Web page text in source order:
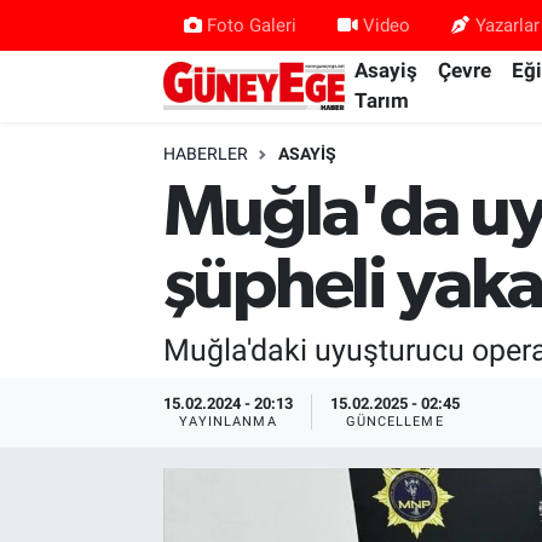
Foto Galeri Video Yazarlar
Asayiş Çevre
Tarım
HABERLER ASAYIŞ
Muğla'da
şüpheli
Muğla'daki uyuşturucu
15.02.2024 - 20:13
YAYINLANMA
15.02.2025 - 02:45
GÜNCELLEME
Kültür Sanat
İstanbul Hava Durumu
İstanbul Trafik Yoğunluk Haritası
Süper Lig Puan Durumu ve Fikstür
Tüm Manşetler
Son Dakika Haberleri
Haber Arşivi